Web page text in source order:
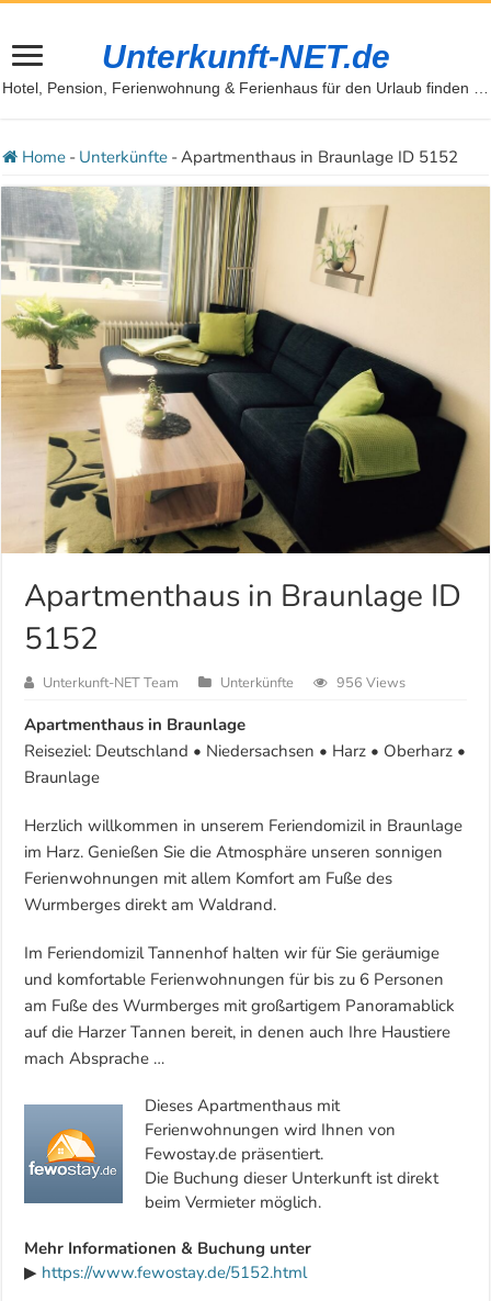
Unterkunft-NET.de
Hotel, Pension, Ferienwohnung & Ferienhaus für den Urlaub finden …
Home - Unterkünfte -Apartmenthaus in Braunlage ID 5152
Apartmenthaus in Braunlage ID
5152
Unterkunft-NET Team Unterkünfte 956 Views
Apartmenthaus in Braunlage
Reiseziel: Deutschland • Niedersachsen • Harz • Oberharz •
Braunlage
Herzlich willkommen in unserem Feriendomizil in Braunlage
im Harz. Genießen Sie die Atmosphäre unseren sonnigen
Ferienwohnungen mit allem Komfort am Fuße des
Wurmberges direkt am Waldrand.
Im Feriendomizil Tannenhof halten wir für Sie geräumige
und komfortable Ferienwohnungen für bis zu 6 Personen
am Fuße des Wurmberges mit großartigem Panoramablick
auf die Harzer Tannen bereit, in denen auch Ihre Haustiere
mach Absprache …
Dieses Apartmenthaus mit
Ferienwohnungen wird Ihnen von
Fewostay.de präsentiert.
Die Buchung dieser Unterkunft ist direkt
beim Vermieter möglich.
Mehr Informationen & Buchung unter
▶ https://www.fewostay.de/5152.html